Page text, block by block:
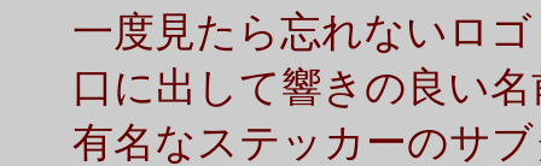
一度見たら忘れないロゴ
口に出して響きの良い名
有名なステッカーのサ